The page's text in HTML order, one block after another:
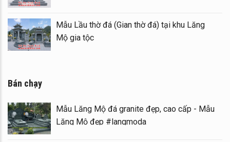
Mẫu Lầu thờ đá (Gian thờ đá) tại khu Lăng
Mộ gia tộc
Bán chạy
Mẫu Lăng Mộ đá granite đẹp, cao cấp - Mẫu
Lăng Mộ đẹp #langmoda